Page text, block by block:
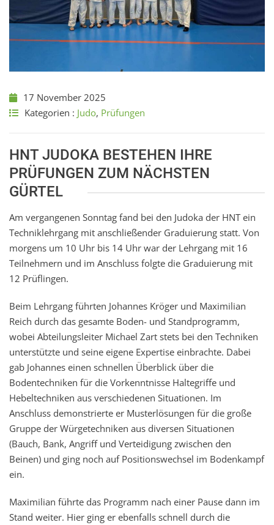
17 November 2025
Kategorien : Judo, Prüfungen
HNT JUDOKA BESTEHEN IHRE
PRÜFUNGEN ZUM NÄCHSTEN
GÜRTEL
Am vergangenen Sonntag fand bei den Judoka der HNT ein
Techniklehrgang mit anschließender Graduierung statt. Von
morgens um 10 Uhr bis 14 Uhr war der Lehrgang mit 16
Teilnehmern und im Anschluss folgte die Graduierung mit
12 Prüflingen.
Beim Lehrgang führten Johannes Kröger und Maximilian
Reich durch das gesamte Boden- und Standprogramm,
wobei Abteilungsleiter Michael Zart stets bei den Techniken
unterstützte und seine eigene Expertise einbrachte. Dabei
gab Johannes einen schnellen Überblick über die
Bodentechniken für die Vorkenntnisse Haltegriffe und
Hebeltechniken aus verschiedenen Situationen. Im
Anschluss demonstrierte er Musterlösungen für die große
Gruppe der Würgetechniken aus diversen Situationen
(Bauch, Bank, Angriff und Verteidigung zwischen den
Beinen) und ging noch auf Positionswechsel im Bodenkampf
ein.
Maximilian führte das Programm nach einer Pause dann im
Stand weiter. Hier ging er ebenfalls schnell durch die